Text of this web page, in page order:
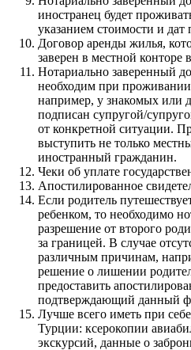
иностранец будет
указанием стоимости и дат
Договор аренды жилья,
заверен в местной конторе
Нотариально заверенный
необходим при
например, у знакомых или
подписан супругой/
от конкретной ситуации.
выступить не только
иностранный гражданин.
Чеки об уплате
Апостилированное
Если родитель
ребенком, то необходимо
разрешение от второго
за границей. В случае
различным причинам,
решение о лишении
предоставить
подтверждающий данный
Лучше всего иметь при
Турции: ксерокопии
экскурсий, данные о